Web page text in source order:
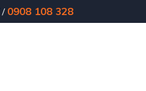
/ 0908 108 328